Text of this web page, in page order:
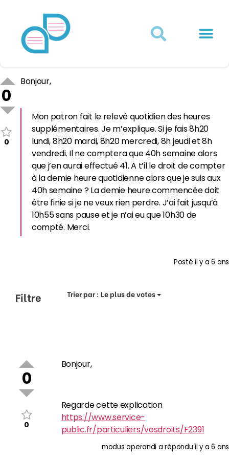
0
0
Bonjour,
Mon patron fait le relevé quotidien des heures
supplémentaires. Je m’explique. Si je fais 8h20
lundi, 8h20 mardi, 8h20 mercredi, 8h jeudi et 8h
vendredi. Il ne comptera que 40h semaine alors
que j’en aurai effectué 41. A t’il le droit de compter
à la demie heure quotidienne alors que je suis aux
40h semaine ? La demie heure commencée doit
être finie si je ne veux rien perdre. J’ai fait jusqu’à
10h55 sans pause et je n’ai eu que 10h30 de
compté. Merci.
Postéil y a 6 ans
Filtre Trier par :Le plus de votes
0
0
Bonjour,
Regarde cette explication
https://www.service-
public.fr/particuliers/vosdroits/F2391
modus operandi a réponduil y a 6 ans